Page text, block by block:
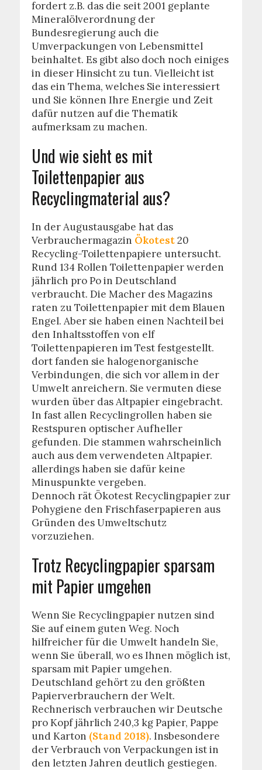
fordert z.B. das die seit 2001 geplante
Mineralölverordnung der
Bundesregierung auch die
Umverpackungen von Lebensmittel
beinhaltet. Es gibt also doch noch einiges
in dieser Hinsicht zu tun. Vielleicht ist
das ein Thema, welches Sie interessiert
und Sie können Ihre Energie und Zeit
dafür nutzen auf die Thematik
aufmerksam zu machen.
Und wie sieht es mit
Toilettenpapier aus
Recyclingmaterial aus?
In der Augustausgabe hat das
Verbrauchermagazin Ökotest20
Recycling-Toilettenpapiere untersucht.
Rund 134 Rollen Toilettenpapier werden
jährlich pro Po in Deutschland
verbraucht. Die Macher des Magazins
raten zu Toilettenpapier mit dem Blauen
Engel. Aber sie haben einen Nachteil bei
den Inhaltsstoffen von elf
Toilettenpapieren im Test festgestellt.
dort fanden sie halogenorganische
Verbindungen, die sich vor allem in der
Umwelt anreichern. Sie vermuten diese
wurden über das Altpapier eingebracht.
In fast allen Recyclingrollen haben sie
Restspuren optischer Aufheller
gefunden. Die stammen wahrscheinlich
auch aus dem verwendeten Altpapier.
allerdings haben sie dafür keine
Minuspunkte vergeben.
Dennoch rät Ökotest Recyclingpapier zur
Pohygiene den Frischfaserpapieren aus
Gründen des Umweltschutz
vorzuziehen.
Trotz Recyclingpapier sparsam
mit Papier umgehen
Wenn Sie Recyclingpapier nutzen sind
Sie auf einem guten Weg. Noch
hilfreicher für die Umwelt handeln Sie,
wenn Sie überall, wo es Ihnen möglich ist,
sparsam mit Papier umgehen.
Deutschland gehört zu den größten
Papierverbrauchern der Welt.
Rechnerisch verbrauchen wir Deutsche
pro Kopf jährlich 240,3 kg Papier, Pappe
und Karton (Stand 2018). Insbesondere
der Verbrauch von Verpackungen ist in
den letzten Jahren deutlich gestiegen.